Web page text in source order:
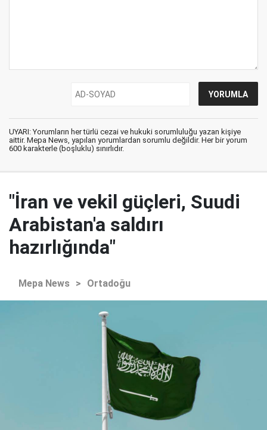
UYARI: Yorumların her türlü cezai ve hukuki sorumluluğu yazan kişiye
aittir. Mepa News, yapılan yorumlardan sorumlu değildir. Her bir yorum
600 karakterle (boşluklu) sınırlıdır.
"İran ve vekil güçleri, Suudi
Arabistan'a saldırı
hazırlığında"
Mepa News > Ortadoğu